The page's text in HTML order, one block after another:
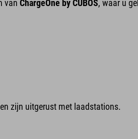
vanChargeOne by CUBOS, waar u
zijn uitgerust met laadstations.